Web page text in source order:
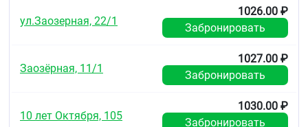
ул.Заозерная, 22/1
1026.00 ₽
Забронировать
Заозёрная, 11/1
1027.00 ₽
Забронировать
10 лет Октября, 105
1030.00 ₽
Забронировать